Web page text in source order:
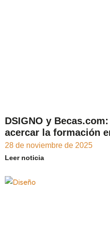
DSIGNO y
acercar la formación
28 de noviembre de 2025
Leer noticia